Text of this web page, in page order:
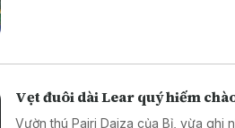
Vẹt đuôi dài Lear quý hiếm
Vườn thú Pairi Daiza của Bỉ, vừa ghi